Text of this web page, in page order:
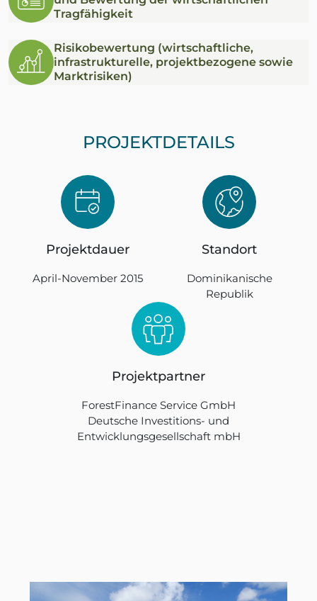
Tragfähigkeit
Risikobewertung (wirtschaftliche,
infrastrukturelle, projektbezogene sowie
Marktrisiken)
PROJEKTDETAILS
Projektdauer
April-November 2015
Standort
Dominikanische
Republik
Projektpartner
ForestFinance Service GmbH
Deutsche Investitions- und
Entwicklungsgesellschaft mbH